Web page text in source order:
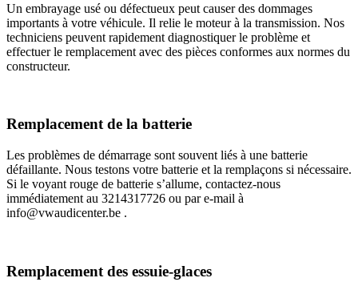
Un embrayage usé ou défectueux peut causer des dommages
importants à votre véhicule. Il relie le moteur à la transmission. Nos
techniciens peuvent rapidement diagnostiquer le problème et
effectuer le remplacement avec des pièces conformes aux normes du
constructeur.
Remplacement de la batterie
Les problèmes de démarrage sont souvent liés à une batterie
défaillante. Nous testons votre batterie et la remplaçons si nécessaire.
Si le voyant rouge de batterie s’allume, contactez-nous
immédiatement au 3214317726 ou par e-mail à
info@vwaudicenter.be .
Remplacement des essuie-glaces